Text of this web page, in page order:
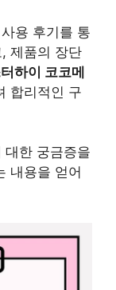
용 후기를 통
제품의 장단
하이 코코메
합리적인 구
대한 궁금증을
내용을 얻어